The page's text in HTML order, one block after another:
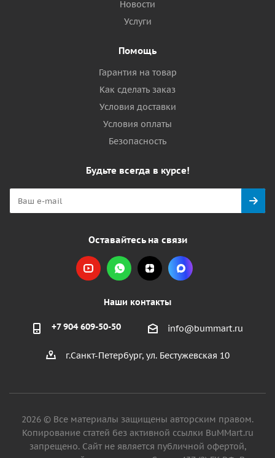
Новости
Услуги
Помощь
Гарантия на товар
Как сделать заказ
Условия доставки
Условия оплаты
Безопасность
Будьте всегда в курсе!
Оставайтесь на связи
Наши контакты
+7 904 609-50-50 info@bummart.ru
г.Санкт-Петербург, ул. Бестужевская 10
2026 © Все материалы защищены авторским правом.
Копирование статей без активной ссылки BuMMart.ru
запрещено. Сайт не является публичной офертой,